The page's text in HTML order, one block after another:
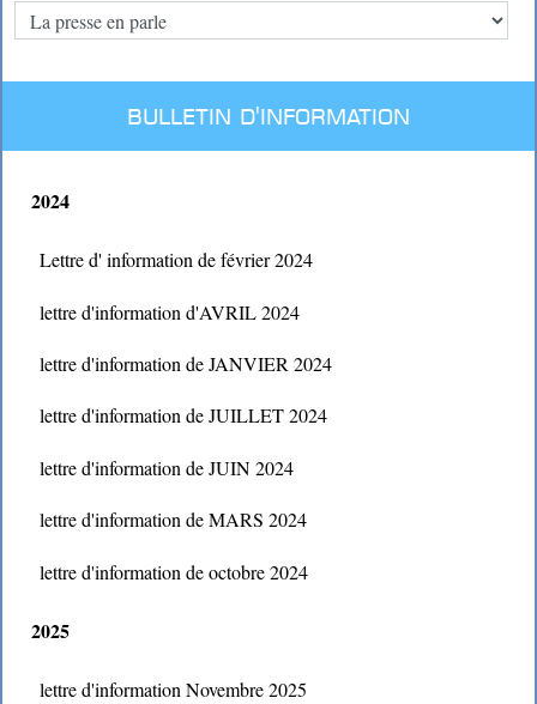
BULLETIN D'INFORMATION
2024
Lettre d' information de février 2024
lettre d'information d'AVRIL 2024
lettre d'information de JANVIER 2024
lettre d'information de JUILLET 2024
lettre d'information de JUIN 2024
lettre d'information de MARS 2024
lettre d'information de octobre 2024
2025
lettre d'information Novembre 2025